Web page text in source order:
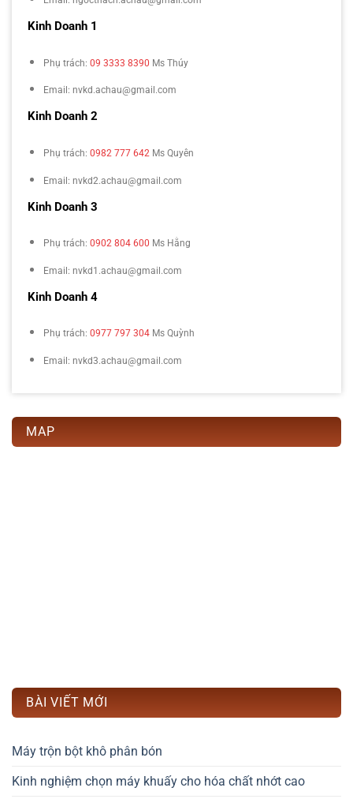
Kinh Doanh 1
Phụ trách: 09 3333 8390 Ms Thúy
Email: nvkd.achau@gmail.com
Kinh Doanh 2
Phụ trách: 0982 777 642 Ms Quyên
Email: nvkd2.achau@gmail.com
Kinh Doanh 3
Phụ trách: 0902 804 600 Ms Hằng
Email: nvkd1.achau@gmail.com
Kinh Doanh 4
Phụ trách: 0977 797 304 Ms Quỳnh
Email: nvkd3.achau@gmail.com
MAP
BÀI VIẾT MỚI
Máy trộn bột khô phân bón
Kinh nghiệm chọn máy khuấy cho hóa chất nhớt cao